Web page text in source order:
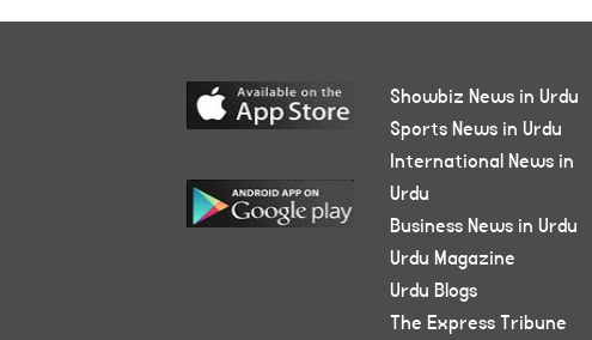
Showbiz News in Urdu
Sports News in Urdu
International News in
Urdu
Business News in Urdu
Urdu Magazine
Urdu Blogs
The Express Tribune